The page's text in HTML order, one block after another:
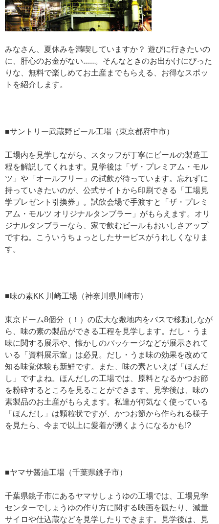
みなさん、夏休みを満喫していますか？ 遊びに行きたいの
に、肝心のお金がない......。そんなときのお出かけにぴった
りな、無料で楽しめてお土産までもらえる、お得なスポッ
トを紹介します。
■サントリー武蔵野ビール工場（東京都府中市）
工場内を見学しながら、スタッフが丁寧にビールの製造工
程を解説してくれます。見学後は「ザ・プレミアム・モル
ツ」や「オールフリー」の試飲が待っています。忘れずに
持っていきたいのが、公式サイトから印刷できる「工場見
学プレゼント引換券」。試飲会場で手渡すと「ザ・プレミ
アム・モルツ オリジナルタンブラー」がもらえます。オリ
ジナルタンブラーなら、家で飲むビールもおいしさアップ
ですね。こういうちょっとしたサービスがうれしくなりま
す。
■味の素KK 川崎工場（神奈川県川崎市）
東京ドーム8個分（！）の広大な敷地内をバスで移動しなが
ら、味の素の製品ができる工程を見学します。だし・うま
味に関する展示や、懐かしのパッケージなどが展示されて
いる「資料展示室」は必見。だし・うま味の効果を改めて
知る味覚体験も新鮮です。また、味の素といえば「ほんだ
し」ですよね。ほんだしの工場では、原料となるかつお節
を粉砕するところを見ることができます。見学後は、味の
素製品のお土産がもらえます。私達が何気なく使っている
「ほんだし」は顆粒状ですが、かつお節から作られる様子
を見たら、今まで以上に愛着が湧くようになるかも!?
■ヤマサ醤油工場（千葉県銚子市）
千葉県銚子市にあるヤマサしょうゆの工場では、工場見学
センターでしょうゆの作り方に関する映画を観たり、減量
サイロや仕込蔵などを見学したりできます。見学後は、見